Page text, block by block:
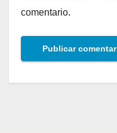
comentario.